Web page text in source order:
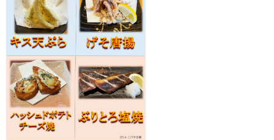
代表者あいさつ
グループ会社
会社概要
沿革
飲食事業紹介
飲食事業紹介トップ
や台ずし
ニパチ
IR（株主・投資家）情報
IR情報トップ
会長メッセージ
採用情報
採用情報トップ
店舗物件・店舗施工管理業者の募集